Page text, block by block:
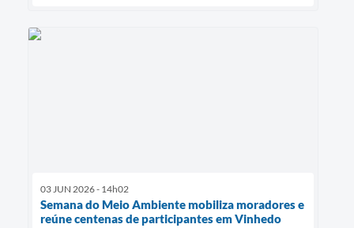
03 JUN 2026 - 14h02
Semana do Meio Ambiente mobiliza moradores e
reúne centenas de participantes em Vinhedo